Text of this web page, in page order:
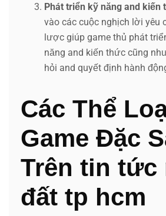
Phát triển kỹ năng and kiến
vào các cuộc nghịch lời yêu
lược giúp game thủ phát
năng and kiến thức cũng
hỏi and quyết định hành
Các Thể
Game Đặc
Trên tin tức
đất tp hcm